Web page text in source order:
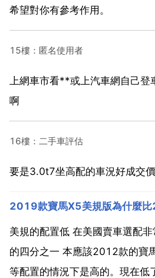
希望對你有參考作用。
15樓：匿名使用者
上網車市看**或上汽車網自己
啊
16樓：二手車評估
要是3.0t7坐高配的車況好成交
2019款寶馬X5美規版為什麼
美規的配置低 在美國賣車選配
的四分之一 本應該2012款的寶
等配置的情況下是高的。現在低